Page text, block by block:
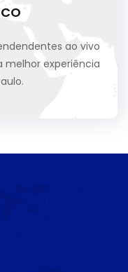
ao vivo
experiência